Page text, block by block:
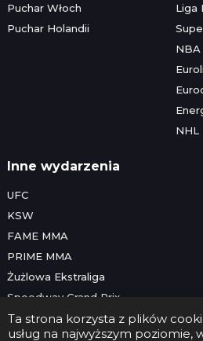
Ta strona korzysta z plików
usług na najwyższym poziomie,
Puchar Włoch
Puchar Holandii
Liga
NBA
NHL
Inne wydarzenia
UFC
KSW
FAME MMA
PRIME MMA
Żużlowa Ekstraliga
Speedway Grand Prix
Skoki narciarskie